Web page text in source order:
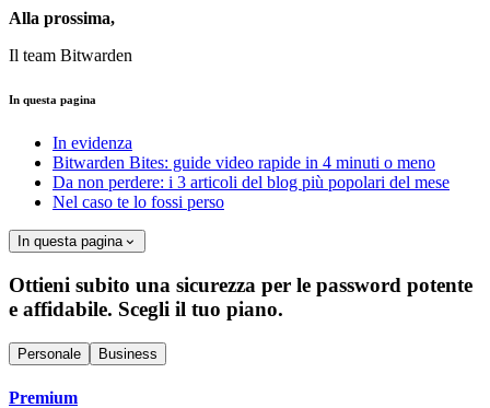
Alla prossima,
Il team Bitwarden
In questa pagina
In evidenza
Bitwarden Bites: guide video rapide in 4 minuti o meno
Da non perdere: i 3 articoli del blog più popolari del mese
Nel caso te lo fossi perso
In questa pagina
Ottieni subito una sicurezza per le password potente
e affidabile. Scegli il tuo piano.
Personale Business
Premium